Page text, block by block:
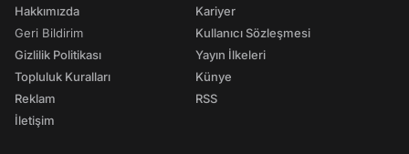
Hakkımızda
Geri Bildirim
Gizlilik Politikası
Topluluk Kuralları
Reklam
İletişim
Kariyer
Kullanıcı Sözleşmesi
Yayın İlkeleri
Künye
RSS